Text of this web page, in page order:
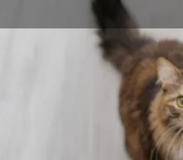
„Es ist alles in Ordnung und super
“
09.08.2026